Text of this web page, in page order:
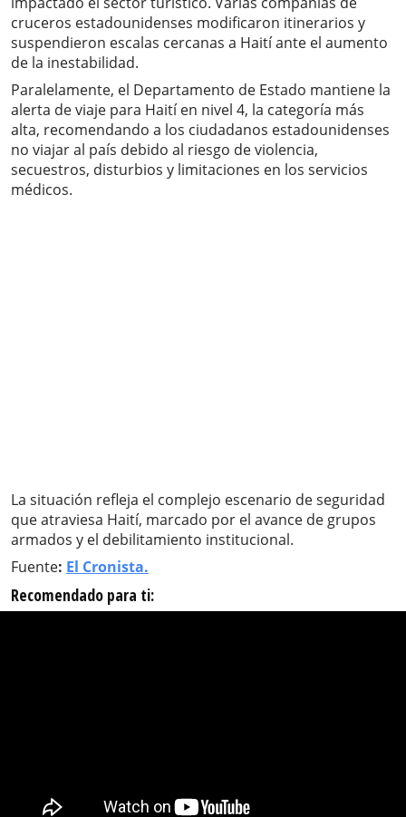
cruceros estadounidenses modificaron itinerarios y
suspendieron escalas cercanas a Haití ante el aumento
de la inestabilidad.
Paralelamente, el Departamento de Estado mantiene la
alerta de viaje para Haití en nivel 4, la categoría más
alta, recomendando a los ciudadanos estadounidenses
no viajar al país debido al riesgo de violencia,
secuestros, disturbios y limitaciones en los servicios
médicos.
La situación refleja el complejo escenario de seguridad
que atraviesa Haití, marcado por el avance de grupos
armados y el debilitamiento institucional.
Fuente: El Cronista.
Recomendado para ti: